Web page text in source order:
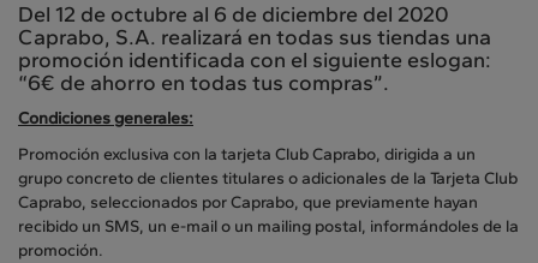
Del 12 de octubre al 6 de diciembre del 2020
Caprabo, S.A. realizará en todas sus tiendas una
promoción identificada con el siguiente eslogan:
“6€ de ahorro en todas tus compras”.
Condiciones generales:
Promoción exclusiva con la tarjeta Club Caprabo, dirigida a un
grupo concreto de clientes titulares o adicionales de la Tarjeta Club
Caprabo, seleccionados por Caprabo, que previamente hayan
recibido un SMS, un e-mail o un mailing postal, informándoles de la
promoción.